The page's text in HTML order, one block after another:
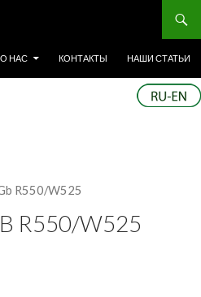
О НАС КОНТАКТЫ НАШИ СТАТЬИ
R550/W525
R550/W525